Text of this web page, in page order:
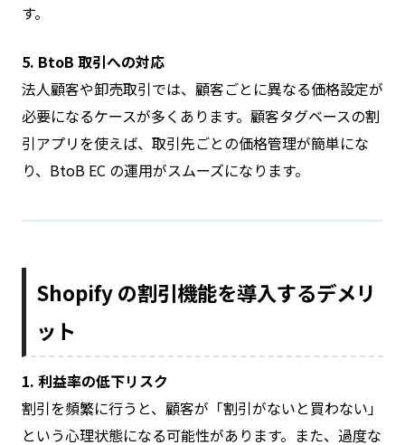
す。
5. BtoB 取引への対応
法人顧客や卸売取引では、顧客ごとに異なる価格設定が
必要になるケースが多くあります。顧客タグベースの割
引アプリを使えば、取引先ごとの価格管理が簡単にな
り、BtoB EC の運用がスムーズになります。
Shopify の割引機能を導入するデメリ
ット
1. 利益率の低下リスク
割引を頻繁に行うと、顧客が「割引がないと買わない」
という心理状態になる可能性があります。また、過度な